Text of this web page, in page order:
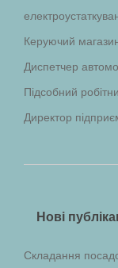
Керуючий
Диспетчер
Підсобний
Директор
Нові
Складання